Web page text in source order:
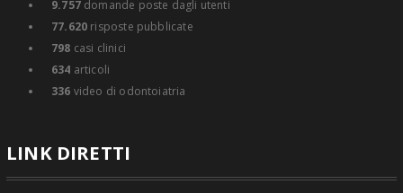
9.757domande poste dagli utenti
77.620 risposte pubblicate
798 casi clinici
634 articoli
336 video di odontoiatria
LINK DIRETTI